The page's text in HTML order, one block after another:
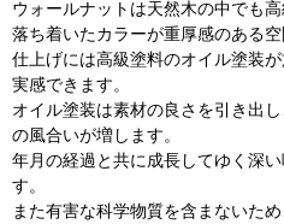
ウォールナットは天然木の中でも
落ち着いたカラーが重厚感のある空
仕上げには高級塗料のオイル塗装
実感できます。
オイル塗装は素材の良さを引き出
の風合いが増します。
年月の経過と共に成長してゆく深
す。
また有害な科学物質を含まないた